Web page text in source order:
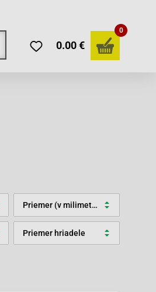
0.00 €
0
Priemer (v milimetroch)
Priemer hriadele